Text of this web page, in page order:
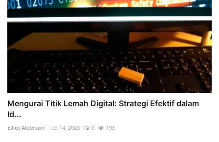
Mengurai Titik Lemah Digital: Strategi Efektif dalam
Id...
Elliot Alderson Feb 14, 2023 0 193